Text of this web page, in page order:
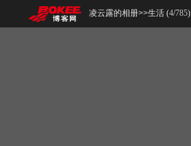
凌云露的相册>>生活 (4/785)